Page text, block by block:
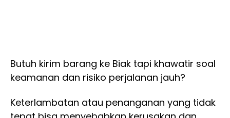
Butuh kirim barang ke Biak tapi khawatir soal
keamanan dan risiko perjalanan jauh?
Keterlambatan atau penanganan yang tidak